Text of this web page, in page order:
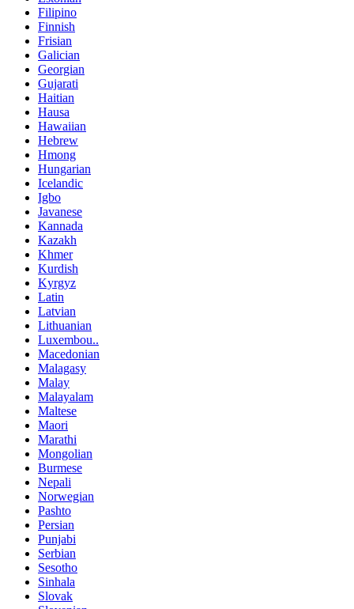
Filipino
Finnish
Frisian
Galician
Georgian
Gujarati
Haitian
Hausa
Hawaiian
Hebrew
Hmong
Hungarian
Icelandic
Igbo
Javanese
Kannada
Kazakh
Khmer
Kurdish
Kyrgyz
Latin
Latvian
Lithuanian
Luxembou..
Macedonian
Malagasy
Malay
Malayalam
Maltese
Maori
Marathi
Mongolian
Burmese
Nepali
Norwegian
Pashto
Persian
Punjabi
Serbian
Sesotho
Sinhala
Slovak